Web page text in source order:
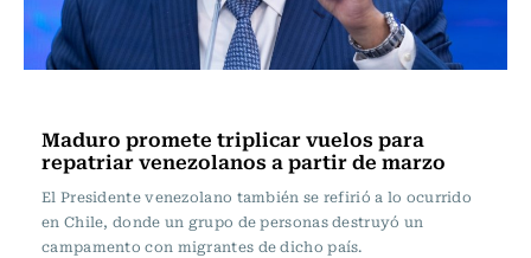
Maduro promete triplicar vuelos para
repatriar venezolanos a partir de marzo
El Presidente venezolano también se refirió a lo ocurrido
en Chile, donde un grupo de personas destruyó un
campamento con migrantes de dicho país.